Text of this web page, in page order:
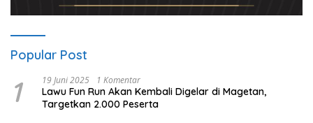
Popular Post
1 19 Juni 2025 1 Komentar
Lawu Fun Run Akan Kembali Digelar di Magetan,
Targetkan 2.000 Peserta